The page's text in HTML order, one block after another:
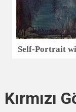
Self-Portrait
Kırmızı